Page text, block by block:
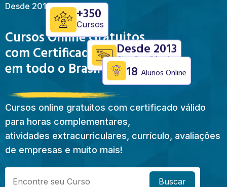
Desde 2013
Cursos Online Gratuitos
com Certificado Válido
em todo o Brasil
Cursos online gratuitos com certificado válido
para horas complementares,
atividades extracurriculares, currículo, avaliações
de empresas e muito mais!
Buscar
+350
Cursos
Desde 2013
Site Confiável
18 Alunos Online